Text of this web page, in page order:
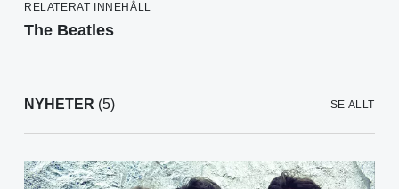
RELATERAT INNEHÅLL
The Beatles
NYHETER (5) SE ALLT